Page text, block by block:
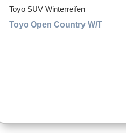
Toyo SUV Winterreifen
Toyo Open Country W/T